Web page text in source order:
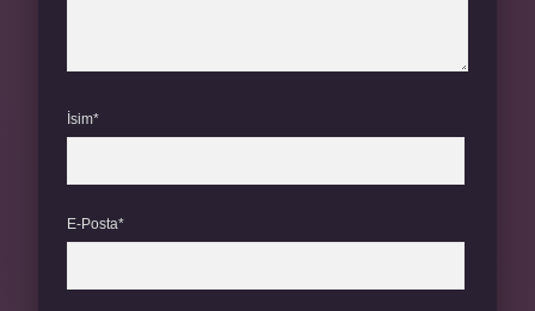
İsim*
E-Posta*